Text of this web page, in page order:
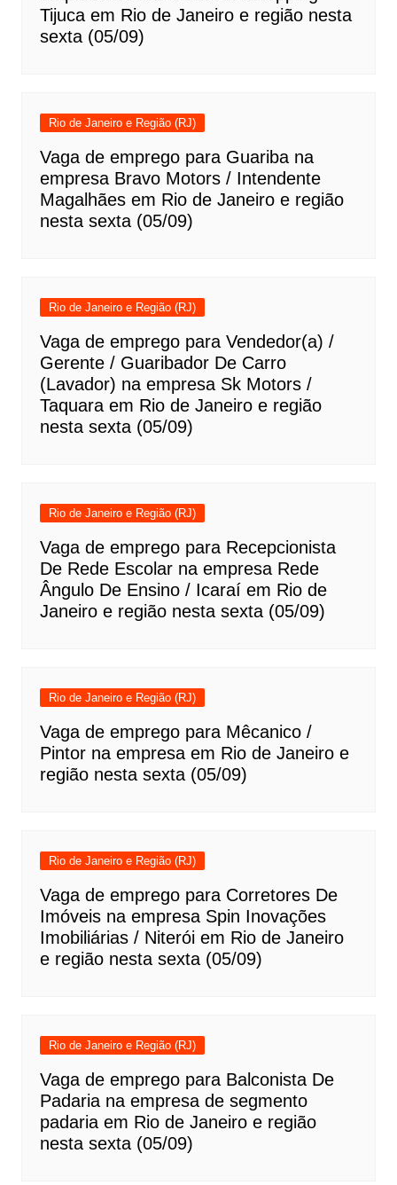
Tijuca em Rio de Janeiro e região nesta
sexta (05/09)
Rio de Janeiro e Região (RJ)
Vaga de emprego para Guariba na
empresa Bravo Motors / Intendente
Magalhães em Rio de Janeiro e região
nesta sexta (05/09)
Rio de Janeiro e Região (RJ)
Vaga de emprego para Vendedor(a) /
Gerente / Guaribador De Carro
(Lavador) na empresa Sk Motors /
Taquara em Rio de Janeiro e região
nesta sexta (05/09)
Rio de Janeiro e Região (RJ)
Vaga de emprego para Recepcionista
De Rede Escolar na empresa Rede
Ângulo De Ensino / Icaraí em Rio de
Janeiro e região nesta sexta (05/09)
Rio de Janeiro e Região (RJ)
Vaga de emprego para Mêcanico /
Pintor na empresa em Rio de Janeiro e
região nesta sexta (05/09)
Rio de Janeiro e Região (RJ)
Vaga de emprego para Corretores De
Imóveis na empresa Spin Inovações
Imobiliárias / Niterói em Rio de Janeiro
e região nesta sexta (05/09)
Rio de Janeiro e Região (RJ)
Vaga de emprego para Balconista De
Padaria na empresa de segmento
padaria em Rio de Janeiro e região
nesta sexta (05/09)